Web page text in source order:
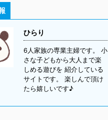
ひらり
6人家族の専業主婦です。 小
さな子どもから大人まで楽
しめる遊びを 紹介している
サイトです。 楽しんで頂け
たら嬉しいです♪